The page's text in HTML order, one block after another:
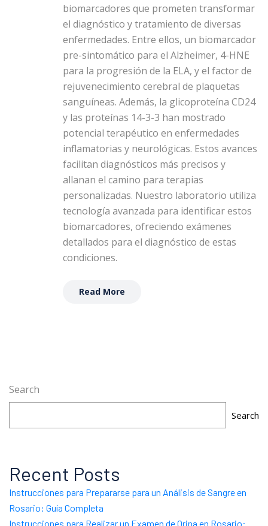
biomarcadores que prometen transformar
el diagnóstico y tratamiento de diversas
enfermedades. Entre ellos, un biomarcador
pre-sintomático para el Alzheimer, 4-HNE
para la progresión de la ELA, y el factor de
rejuvenecimiento cerebral de plaquetas
sanguíneas. Además, la glicoproteína CD24
y las proteínas 14-3-3 han mostrado
potencial terapéutico en enfermedades
inflamatorias y neurológicas. Estos avances
facilitan diagnósticos más precisos y
allanan el camino para terapias
personalizadas. Nuestro laboratorio utiliza
tecnología avanzada para identificar estos
biomarcadores, ofreciendo exámenes
detallados para el diagnóstico de estas
condiciones.
Read More
Search
Search
Recent Posts
Instrucciones para Prepararse para un Análisis de Sangre en
Rosario: Guía Completa
Instrucciones para Realizar un Examen de Orina en Rosario: